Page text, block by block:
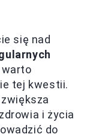
się nad
warto
tej kwestii.
i życia
do